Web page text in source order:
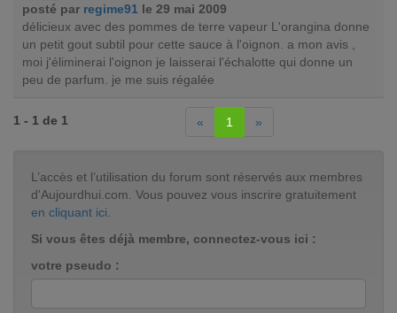
posté par regime91 le 29 mai 2009
délicieux avec des pommes de terre vapeur L'orangina donne
un petit gout subtil pour cette sauce à l'oignon. a mon avis ,
moi j'éliminerai l'oignon je laisserai l'échalotte qui donne un
peu de parfum. je me suis régalée
1 - 1 de 1 « 1 »
L’accès et l’utilisation du forum sont réservés aux membres
d'Aujourdhui.com. Vous pouvez vous inscrire gratuitement
en cliquant ici.
Si vous êtes déjà membre, connectez-vous ici :
votre pseudo :